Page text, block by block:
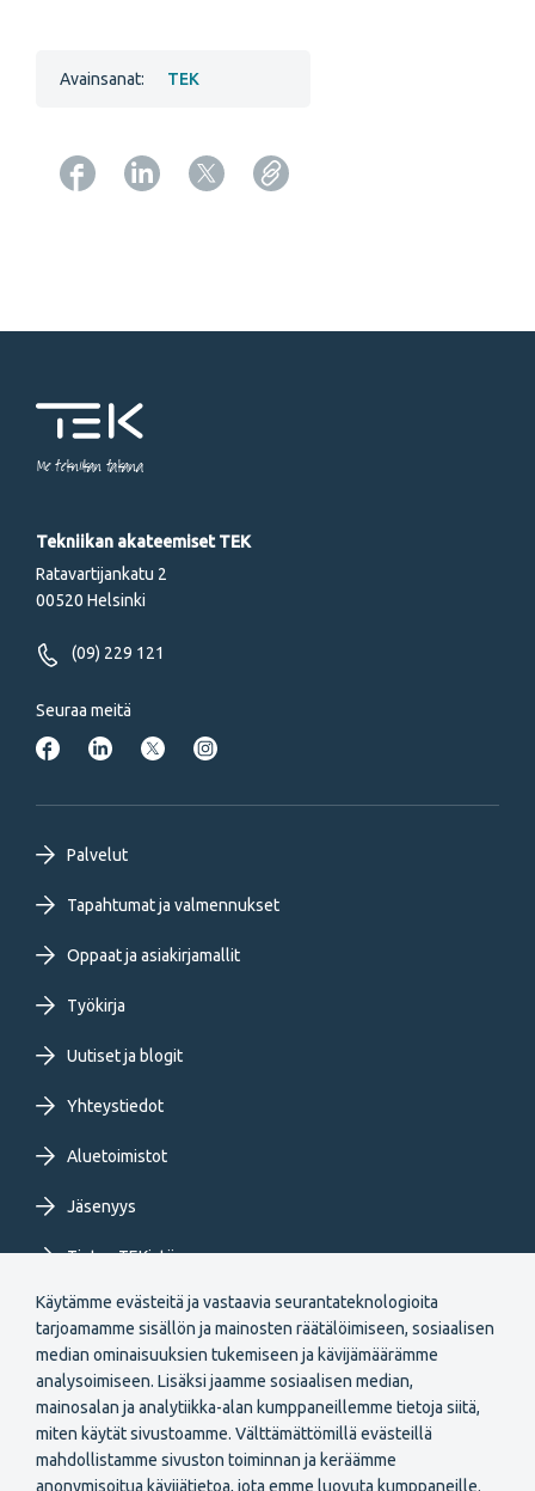
Käytämme evästeitä ja vastaavia seurantateknologioita
tarjoamamme sisällön ja mainosten räätälöimiseen, sosiaalisen
median ominaisuuksien tukemiseen ja kävijämäärämme
analysoimiseen. Lisäksi jaamme sosiaalisen median,
mainosalan ja analytiikka-alan kumppaneillemme tietoja siitä,
miten käytät sivustoamme. Välttämättömillä evästeillä
mahdollistamme sivuston toiminnan ja keräämme
anonymisoitua kävijätietoa, jota emme luovuta kumppaneille.
Avainsanat: TEK
Me tekniikan takana
Tekniikan akateemiset TEK
Ratavartijankatu 2
00520 Helsinki
(09) 229 121
Seuraa meitä
Footer
primary
menu
FI
Palvelut
Tapahtumat ja valmennukset
Oppaat ja asiakirjamallit
Työkirja
Uutiset ja blogit
Yhteystiedot
Aluetoimistot
Jäsenyys
Tietoa TEKistä
Extranet